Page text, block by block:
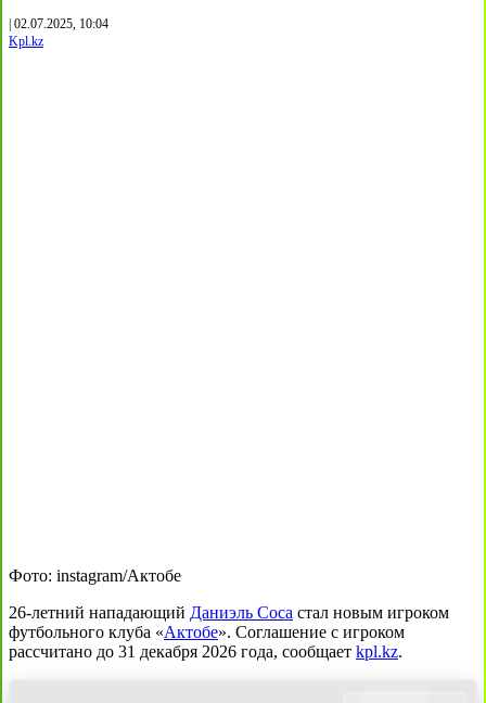
| 02.07.2025, 10:04
Kpl.kz
Фото: instagram/Актобе
26-летний нападающий Даниэль Соса стал новым игроком
футбольного клуба «Актобе». Соглашение с игроком
рассчитано до 31 декабря 2026 года, сообщает kpl.kz.